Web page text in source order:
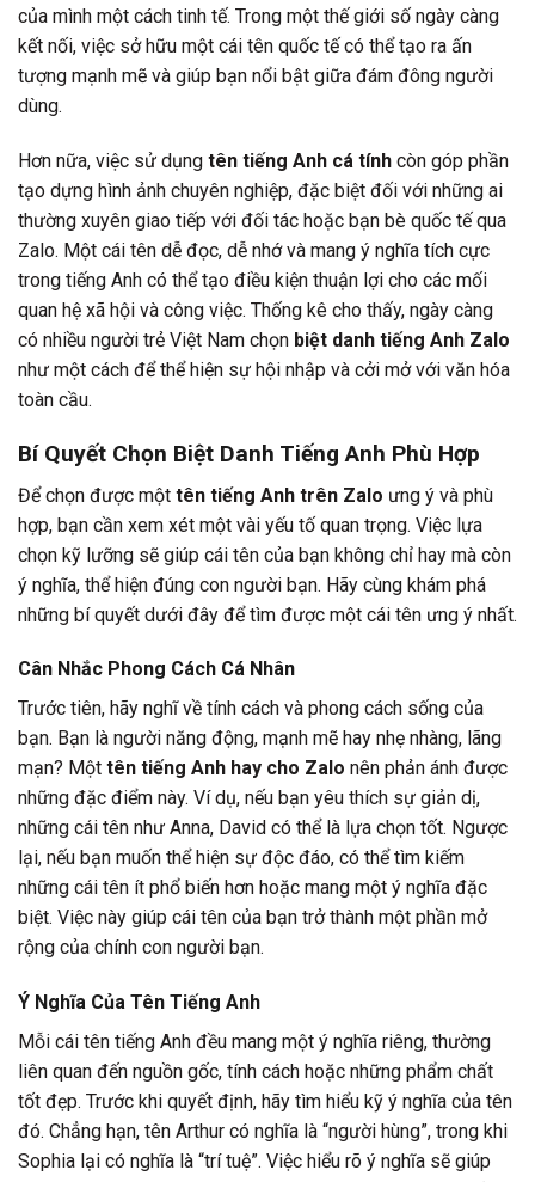
của mình một cách tinh tế. Trong một thế giới số ngày càng
kết nối, việc sở hữu một cái tên quốc tế có thể tạo ra ấn
tượng mạnh mẽ và giúp bạn nổi bật giữa đám đông người
dùng.
Hơn nữa, việc sử dụng tên tiếng Anh cá tính còn góp phần
tạo dựng hình ảnh chuyên nghiệp, đặc biệt đối với những ai
thường xuyên giao tiếp với đối tác hoặc bạn bè quốc tế qua
Zalo. Một cái tên dễ đọc, dễ nhớ và mang ý nghĩa tích cực
trong tiếng Anh có thể tạo điều kiện thuận lợi cho các mối
quan hệ xã hội và công việc. Thống kê cho thấy, ngày càng
có nhiều người trẻ Việt Nam chọn biệt danh tiếng Anh Zalo
như một cách để thể hiện sự hội nhập và cởi mở với văn hóa
toàn cầu.
Bí Quyết Chọn Biệt Danh Tiếng Anh Phù Hợp
Để chọn được một tên tiếng Anh trên Zalo ưng ý và phù
hợp, bạn cần xem xét một vài yếu tố quan trọng. Việc lựa
chọn kỹ lưỡng sẽ giúp cái tên của bạn không chỉ hay mà còn
ý nghĩa, thể hiện đúng con người bạn. Hãy cùng khám phá
những bí quyết dưới đây để tìm được một cái tên ưng ý nhất.
Cân Nhắc Phong Cách Cá Nhân
Trước tiên, hãy nghĩ về tính cách và phong cách sống của
bạn. Bạn là người năng động, mạnh mẽ hay nhẹ nhàng, lãng
mạn? Một tên tiếng Anh hay cho Zalo nên phản ánh được
những đặc điểm này. Ví dụ, nếu bạn yêu thích sự giản dị,
những cái tên như Anna, David có thể là lựa chọn tốt. Ngược
lại, nếu bạn muốn thể hiện sự độc đáo, có thể tìm kiếm
những cái tên ít phổ biến hơn hoặc mang một ý nghĩa đặc
biệt. Việc này giúp cái tên của bạn trở thành một phần mở
rộng của chính con người bạn.
Ý Nghĩa Của Tên Tiếng Anh
Mỗi cái tên tiếng Anh đều mang một ý nghĩa riêng, thường
liên quan đến nguồn gốc, tính cách hoặc những phẩm chất
tốt đẹp. Trước khi quyết định, hãy tìm hiểu kỹ ý nghĩa của tên
đó. Chẳng hạn, tên Arthur có nghĩa là “người hùng”, trong khi
Sophia lại có nghĩa là “trí tuệ”. Việc hiểu rõ ý nghĩa sẽ giúp